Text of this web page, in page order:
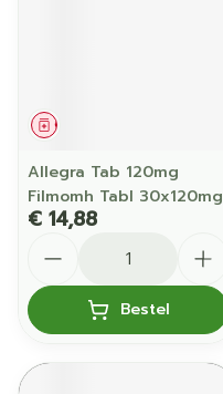
Geneesmiddel
Allegra Tab 120mg
Filmomh Tabl 30x120mg
€ 14,88
Bestel